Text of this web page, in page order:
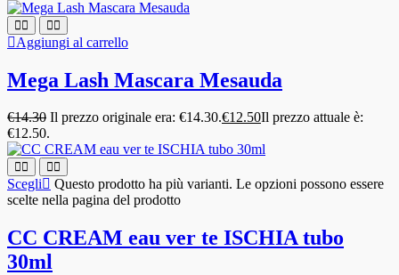
Aggiungi al carrello
Mega Lash Mascara Mesauda
€14.30 Il prezzo originale era: €14.30.€12.50Il prezzo attuale è:
€12.50.
Scegli
Questo prodotto ha più varianti. Le opzioni possono essere
scelte nella pagina del prodotto
CC CREAM eau ver te ISCHIA tubo
30ml